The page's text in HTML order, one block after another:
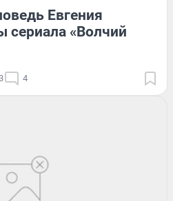
Евгения
сериала «Волчий
4